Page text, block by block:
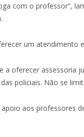
com o professor”,
um atendimento
a oferecer assessoria
policiais. Não se
aos professores